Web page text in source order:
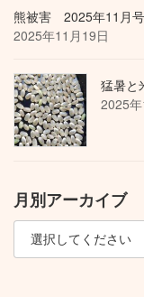
熊被害 2025年11月号
2025年11月19日
猛暑
2025
月別アーカイブ